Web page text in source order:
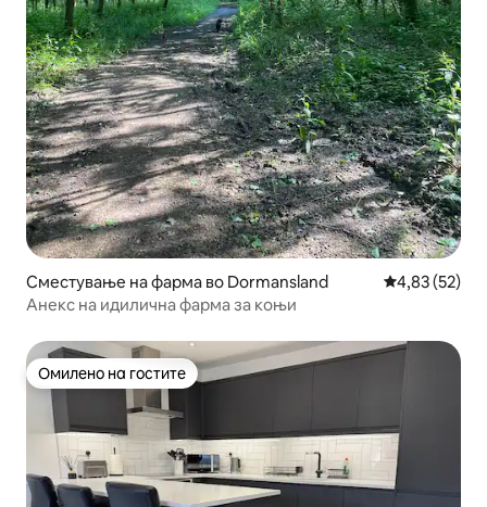
Сместување на фарма во Dormansland Просечна
4,83 (52)
Анекс на идилична фарма за коњи
Омилено на гостите
Омилено на гостите